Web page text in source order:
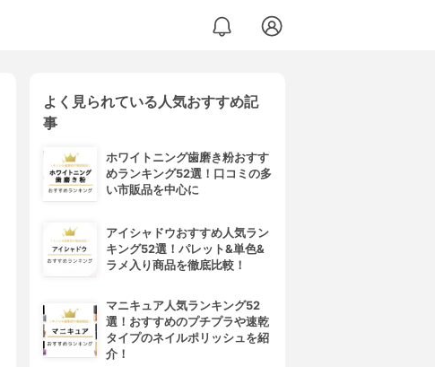
よく見られている人気おすすめ記
事
ホワイトニング歯磨き粉おすす
めランキング52選！口コミの多
い市販品を中心に
アイシャドウおすすめ人気ラン
キング52選！パレット&単色&
ラメ入り商品を徹底比較！
マニキュア人気ランキング52
選！おすすめのプチプラや速乾
タイプのネイルポリッシュを紹
介！